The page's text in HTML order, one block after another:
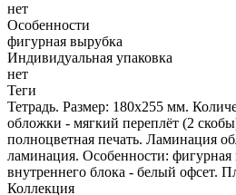
нет
Особенности
фигурная вырубка
Индивидуальная упаковка
нет
Теги
Тетрадь. Размер: 180х255 мм.
обложки - мягкий переплёт (2
полноцветная печать. Ламинация
ламинация. Особенности:
внутреннего блока - белый офсет.
Коллекция